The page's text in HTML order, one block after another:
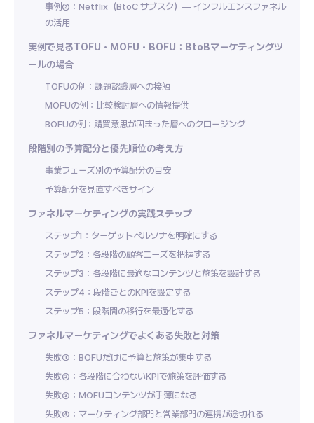
事例②：Netflix（BtoC サブスク）— インフルエンスファネル
の活用
実例で見るTOFU・MOFU・BOFU：BtoBマーケティングツ
ールの場合
TOFUの例：課題認識層への接触
MOFUの例：比較検討層への情報提供
BOFUの例：購買意思が固まった層へのクロージング
段階別の予算配分と優先順位の考え方
事業フェーズ別の予算配分の目安
予算配分を見直すべきサイン
ファネルマーケティングの実践ステップ
ステップ1：ターゲットペルソナを明確にする
ステップ2：各段階の顧客ニーズを把握する
ステップ3：各段階に最適なコンテンツと施策を設計する
ステップ4：段階ごとのKPIを設定する
ステップ5：段階間の移行を最適化する
ファネルマーケティングでよくある失敗と対策
失敗①：BOFUだけに予算と施策が集中する
失敗②：各段階に合わないKPIで施策を評価する
失敗③：MOFUコンテンツが手薄になる
失敗④：マーケティング部門と営業部門の連携が途切れる